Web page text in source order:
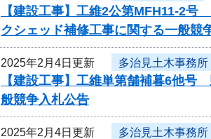
【建設工事】工維2公第MFH11-2
クシェッド補修工事に関する一般競
2025年2月4日更新 多治見土木事務所
【建設工事】工維単第舗補暮6他
般競争入札公告
2025年2月4日更新 多治見土木事務所